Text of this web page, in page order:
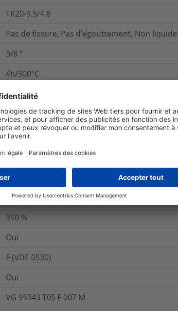
TK20-9.5/4.8
Pas de fissure, Pas d'égouttement, Non liquide
3/8 "
4h/300°C
168h/250°C
Paroi fine
0.2%
350 %
Oui
F (VDE 0530)
Oui
VG 95343 T05 F 007 M